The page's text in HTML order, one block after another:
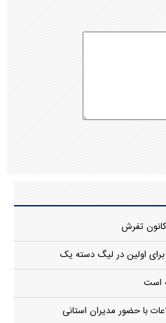
تفرش
اولین در لیگ دسته یک
است
با حضور مدیران استانی